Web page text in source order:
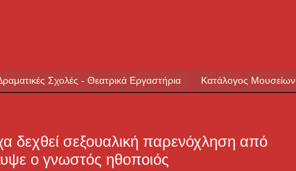
Σχολές - Θεατρικά Εργαστήρια Κατάλογος Μουσείων
δεχθεί σεξουαλική παρενόχληση από
ο γνωστός ηθοποιός